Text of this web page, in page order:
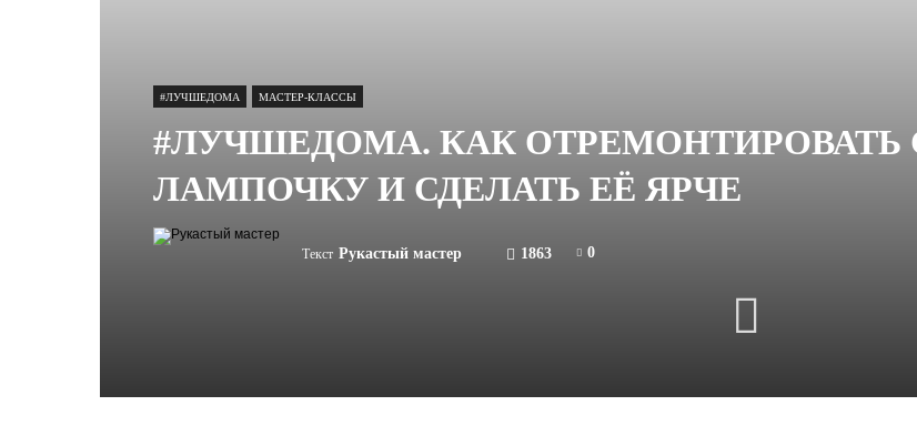
#ЛУЧШЕДОМА МАСТЕР-КЛАССЫ
#ЛУЧШЕДОМА. КАК
ЛАМПОЧКУ И СДЕЛАТЬ ЕЁ ЯРЧЕ
Текст Рукастый мастер 1863 0